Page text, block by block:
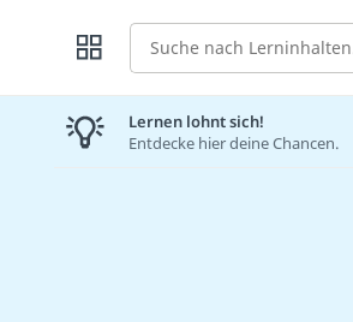
Suche
Lernen lohnt sich!
Entdecke hier deine Chancen.